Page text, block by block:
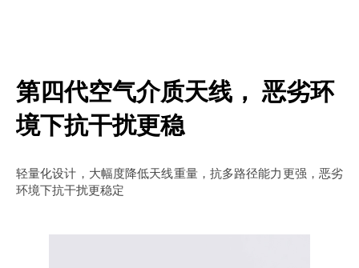
第四代空气介质天线， 恶劣环
境下抗干扰更稳
轻量化设计，大幅度降低天线重量，抗多路径能力更强，恶劣
环境下抗干扰更稳定